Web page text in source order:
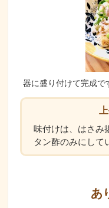
器に盛り付けて完成で
味付けは、はさみ
タン酢のみにして
あ